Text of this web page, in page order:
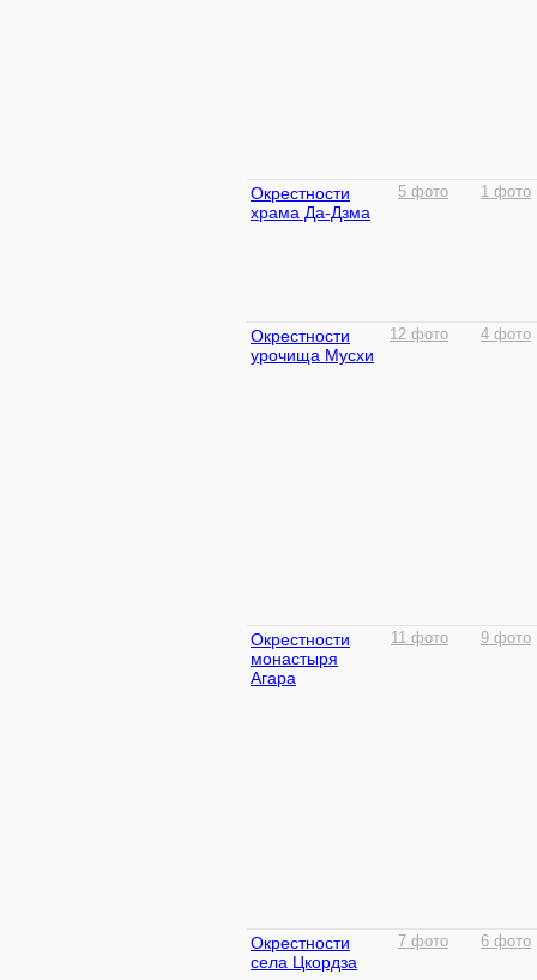
Окрестности
храма Да-Дзма
5 фото 1 фото
Окрестности
урочища Мусхи
12 фото 4 фото
Окрестности
монастыря
Агара
11 фото 9 фото
Окрестности
села Цкордза
7 фото 6 фото